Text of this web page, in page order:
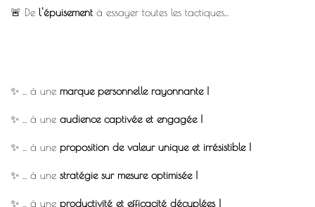
🚨 De l'épuisement à essayer toutes les tactiques...
✨ ... à une marque personnelle rayonnante !
✨ ... à une audience captivée et engagée !
✨ ... à une proposition de valeur unique et irrésistible !
✨ ... à une stratégie sur mesure optimisée !
✨ ... à une productivité et efficacité décuplées !